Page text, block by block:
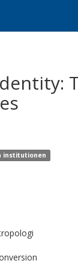
institutionen